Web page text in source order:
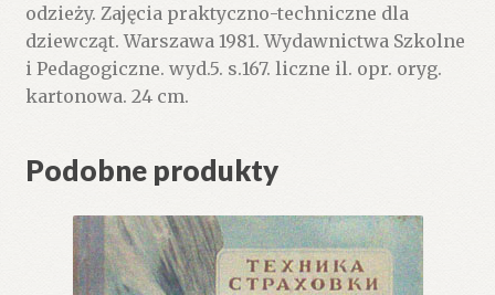
odzieży. Zajęcia praktyczno-techniczne dla
dziewcząt. Warszawa 1981. Wydawnictwa Szkolne
i Pedagogiczne. wyd.5. s.167. liczne il. opr. oryg.
kartonowa. 24 cm.
Podobne produkty